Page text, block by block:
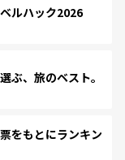
ルハック2026
、旅のベスト。
をもとにランキン